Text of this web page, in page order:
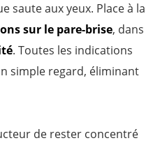
saute aux yeux. Place à la
sur le pare-brise, dans
. Toutes les indications
simple regard, éliminant
de rester concentré